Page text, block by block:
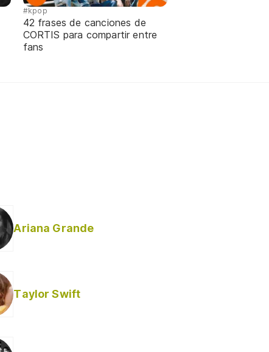
#kpop
42 frases de canciones de
CORTIS para compartir entre
fans
Ariana Grande
Taylor Swift